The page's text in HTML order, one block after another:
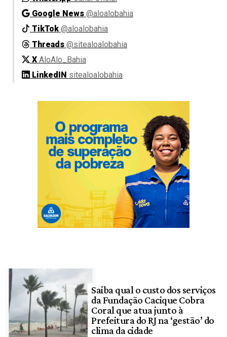
Google News @aloalobahia
TikTok @aloalobahia
Threads @sitealoalobahia
X AloAlo_Bahia
LinkedIN sitealoalobahia
Saiba qual o custo dos serviços
da Fundação Cacique Cobra
Coral que atua junto à
Prefeitura do RJ na ‘gestão’ do
clima da cidade